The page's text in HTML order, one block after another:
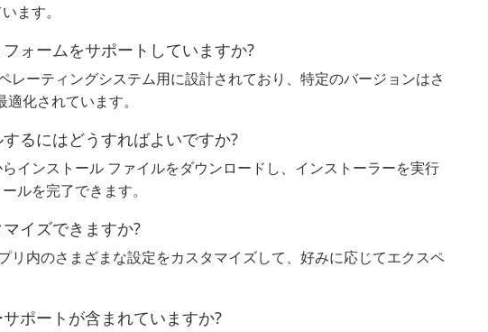
ます。
ォームをサポートしていますか?
ーティングシステム用に設計されており、特定のバージョンはさ
化されています。
るにはどうすればよいですか?
インストール ファイルをダウンロードし、インストーラーを実行
ルを完了できます。
イズできますか?
リ内のさまざまな設定をカスタマイズして、好みに応じてエクスペ
ポートが含まれていますか?